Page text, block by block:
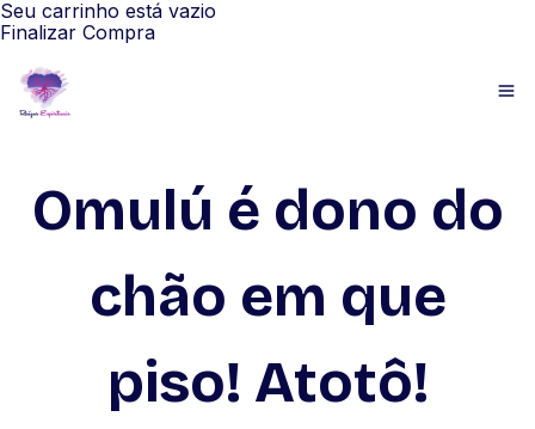
Seu carrinho está vazio
Finalizar Compra
Omulú é dono do
chão em que
piso! Atotô!